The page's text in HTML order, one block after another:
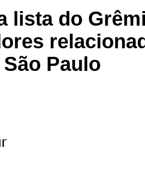
lista do
Paulo